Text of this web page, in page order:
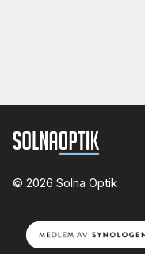
© 2026 Solna Optik